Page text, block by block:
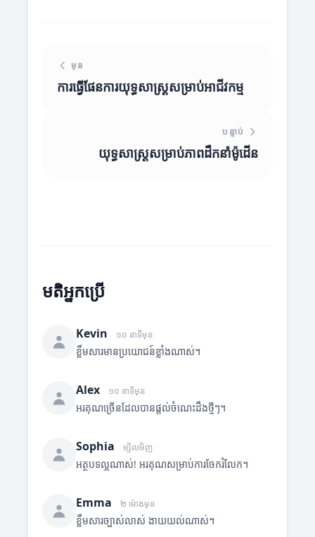
មុន
ការធ្វើផែនការយុទ្ធសាស្ត្រសម្រាប់អាជីវកម្ម
បន្ទាប់
យុទ្ធសាស្ត្រសម្រាប់ភាពដឹកនាំម៉ូដើន
មតិអ្នកប្រើ
Kevin ១០ នាទីមុន
ខ្លឹមសារមានប្រយោជន៍ខ្លាំងណាស់។
Alex ១០ នាទីមុន
អរគុណច្រើនដែលបានផ្តល់ចំណេះដឹងថ្មីៗ។
Sophia ម្សិលមិញ
អត្ថបទល្អណាស់! អរគុណសម្រាប់ការចែករំលែក។
Emma ២ ម៉ោងមុន
ខ្លឹមសារច្បាស់លាស់ ងាយយល់ណាស់។